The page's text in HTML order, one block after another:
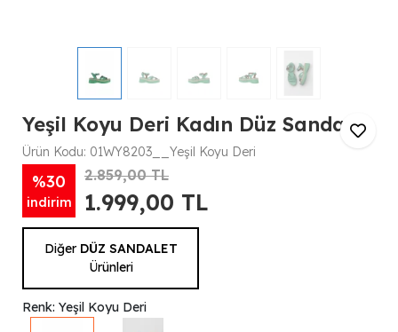
Yeşil Koyu Deri Kadın Düz Sandalet
Ürün Kodu: 01WY8203__Yeşil Koyu Deri
%30
indirim
2.859,00 TL
1.999,00 TL
Diğer DÜZ SANDALET
Ürünleri
Renk: Yeşil Koyu Deri